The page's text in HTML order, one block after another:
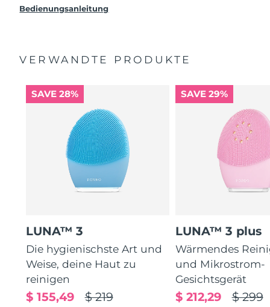
Bedienungsanleitung
VERWANDTE PRODUKTE
SAVE 28%
LUNA™ 3
Die hygienischste Art und
Weise, deine Haut zu
reinigen
$ 219
$ 155,49
SAVE 29%
LUNA™ 3 plus
Wärmendes
und Mikrostrom-
Gesichtsgerät
$ 299
$ 212,29